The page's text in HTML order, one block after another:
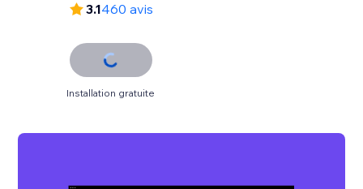
3.1460 avis
Installation gratuite